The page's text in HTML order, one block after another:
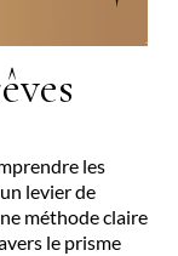
les
levier de
méthode claire
le prisme